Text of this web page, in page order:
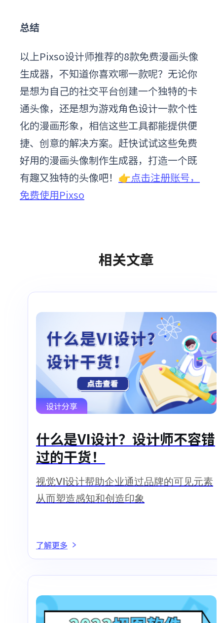
总结
以上Pixso设计师推荐的8款免费漫画头像
生成器，不知道你喜欢哪一款呢？无论你
是想为自己的社交平台创建一个独特的卡
通头像，还是想为游戏角色设计一款个性
化的漫画形象，相信这些工具都能提供便
捷、创意的解决方案。赶快试试这些免费
好用的漫画头像制作生成器，打造一个既
有趣又独特的头像吧！ 👉点击注册账号，
免费使用Pixso
相关文章
设计分享
什么是VI设计？设计师不容错
过的干货！
视觉VI设计帮助企业通过品牌的可见元素
从而塑造感知和创造印象
了解更多